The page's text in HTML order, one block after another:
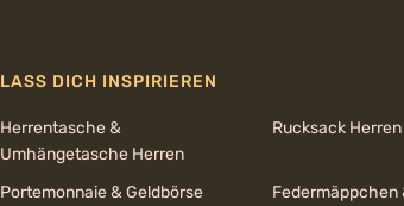
LASS DICH INSPIRIEREN
Herrentasche &
Umhängetasche Herren
Rucksack Herren
Portemonnaie & Geldbörse
Federmäppchen